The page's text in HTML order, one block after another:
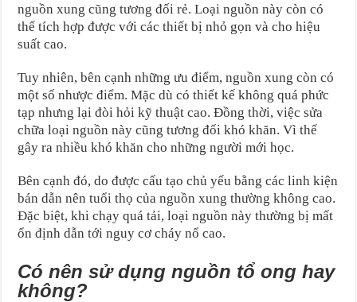
nguồn xung cũng tương đối rẻ. Loại nguồn này còn có
thể tích hợp được với các thiết bị nhỏ gọn và cho hiệu
suất cao.
Tuy nhiên, bên cạnh những ưu điểm, nguồn xung còn có
một số nhược điểm. Mặc dù có thiết kế không quá phức
tạp nhưng lại đòi hỏi kỹ thuật cao. Đồng thời, việc sửa
chữa loại nguồn này cũng tương đối khó khăn. Vì thế
gây ra nhiều khó khăn cho những người mới học.
Bên cạnh đó, do được cấu tạo chủ yếu bằng các linh kiện
bán dẫn nên tuổi thọ của nguồn xung thường không cao.
Đặc biệt, khi chạy quá tải, loại nguồn này thường bị mất
ổn định dẫn tới nguy cơ cháy nổ cao.
Có nên sử dụng nguồn tổ ong hay
không?